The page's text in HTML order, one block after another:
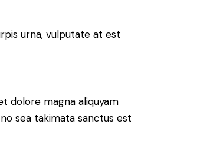
urna, vulputate at est
dolore magna aliquyam
sea takimata sanctus est